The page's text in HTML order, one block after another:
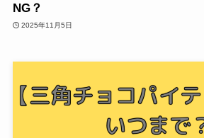
NG？
2025年11月5日